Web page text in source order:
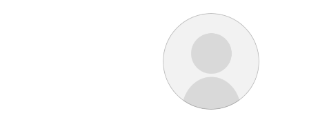
国際協力
災害
北海道・東北
関東